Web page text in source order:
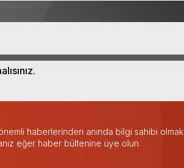
haberlerinden anında bilgi sahibi olmak
eğer haber bültenine üye olun.